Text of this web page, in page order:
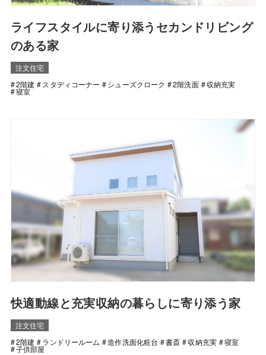
ライフスタイルに寄り添うセカンドリビング
のある家
注文住宅
2階建
スタディコーナー シューズクローク 2階洗面 収納充実
寝室
快適動線と充実収納の暮らしに寄り添う家
注文住宅
2階建
ランドリールーム 造作洗面化粧台 書斎 収納充実 寝室
子供部屋